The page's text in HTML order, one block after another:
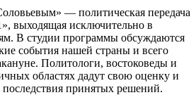
— политическая передача
выходящая исключительно в
В студии программы обсуждаются
события нашей страны и всего
Политологи, востоковеды и
областях дадут свою оценку и
последствия принятых решений.